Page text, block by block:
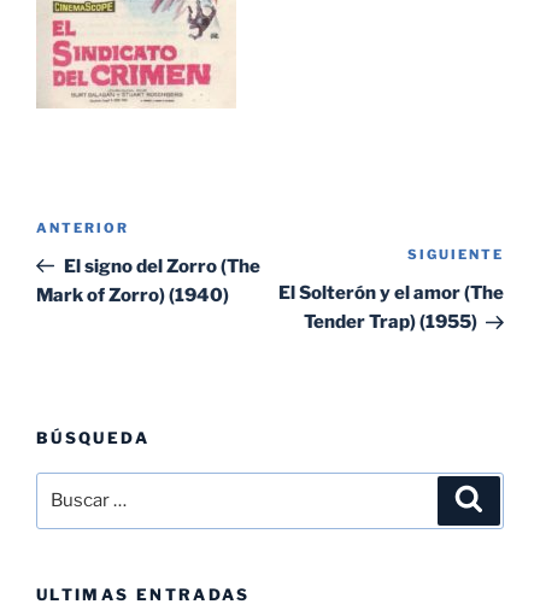
entradas
Entrada
anterior:
ANTERIOR
El signo del Zorro (The
Mark of Zorro) (1940)
SIGUIENTE
El Solterón y el amor (The
Tender Trap) (1955)
BÚSQUEDA
por:
ULTIMAS ENTRADAS